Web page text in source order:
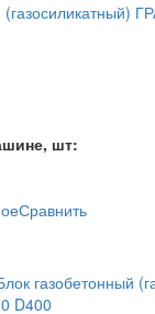
шт:
Сравнить